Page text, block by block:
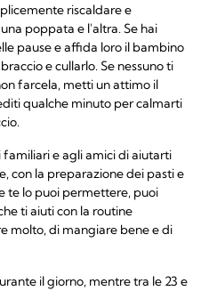
riscaldare e
poppata e l'altra. Se hai
pause e affida loro il bambino
e cullarlo. Se nessuno ti
farcela, metti un attimo il
qualche minuto per calmarti
e agli amici di aiutarti
con la preparazione dei pasti e
te lo puoi permettere, puoi
ti aiuti con la routine
molto, di mangiare bene e di
il giorno, mentre tra le 23 e